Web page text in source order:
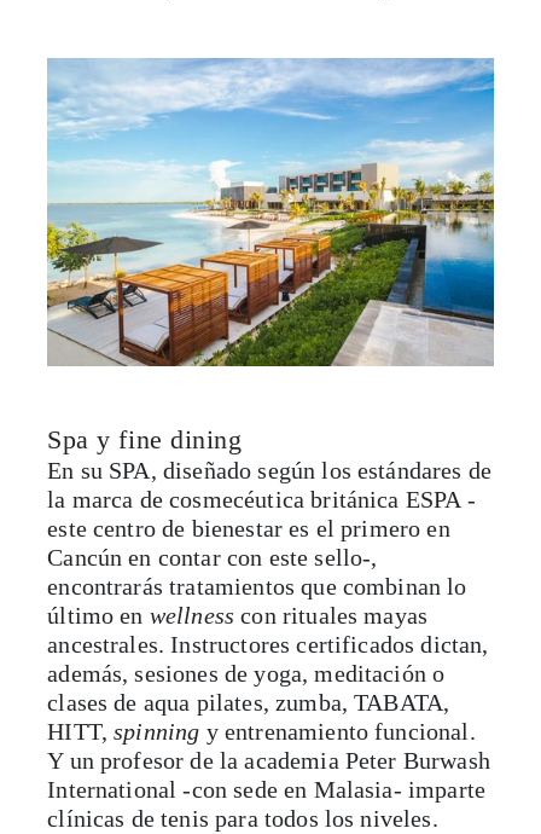
Spa y fine dining
En su SPA, diseñado según los estándares de
la marca de cosmecéutica británica ESPA -
este centro de bienestar es el primero en
Cancún en contar con este sello-,
encontrarás tratamientos que combinan lo
último en wellness con rituales mayas
ancestrales. Instructores certificados dictan,
además, sesiones de yoga, meditación o
clases de aqua pilates, zumba, TABATA,
HITT,spinning y entrenamiento funcional.
Y un profesor de la academia Peter Burwash
International -con sede en Malasia- imparte
clínicas de tenis para todos los niveles.